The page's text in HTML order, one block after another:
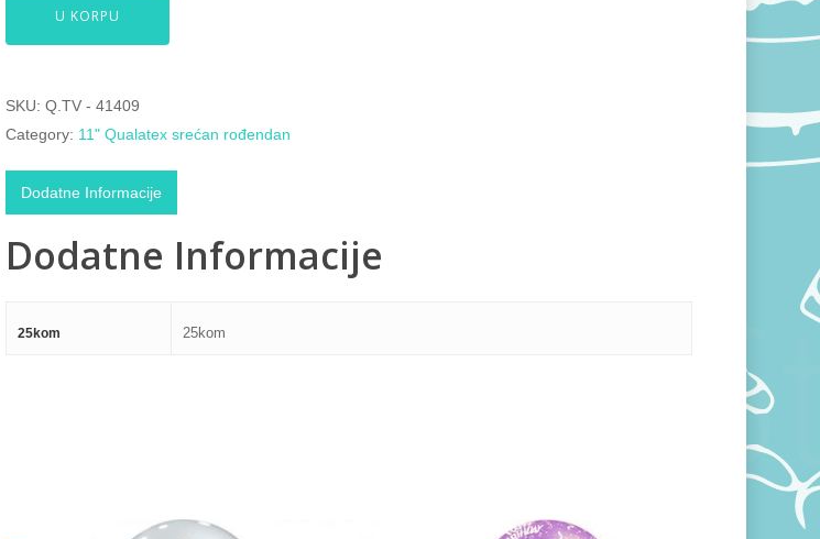
U KORPU
SKU: Q.TV - 41409
Category: 11" Qualatex srećan rođendan
Dodatne Informacije
Dodatne Informacije
25kom 25kom